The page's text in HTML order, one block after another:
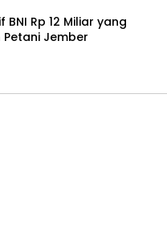
BNI Rp 12 Miliar yang
Jember